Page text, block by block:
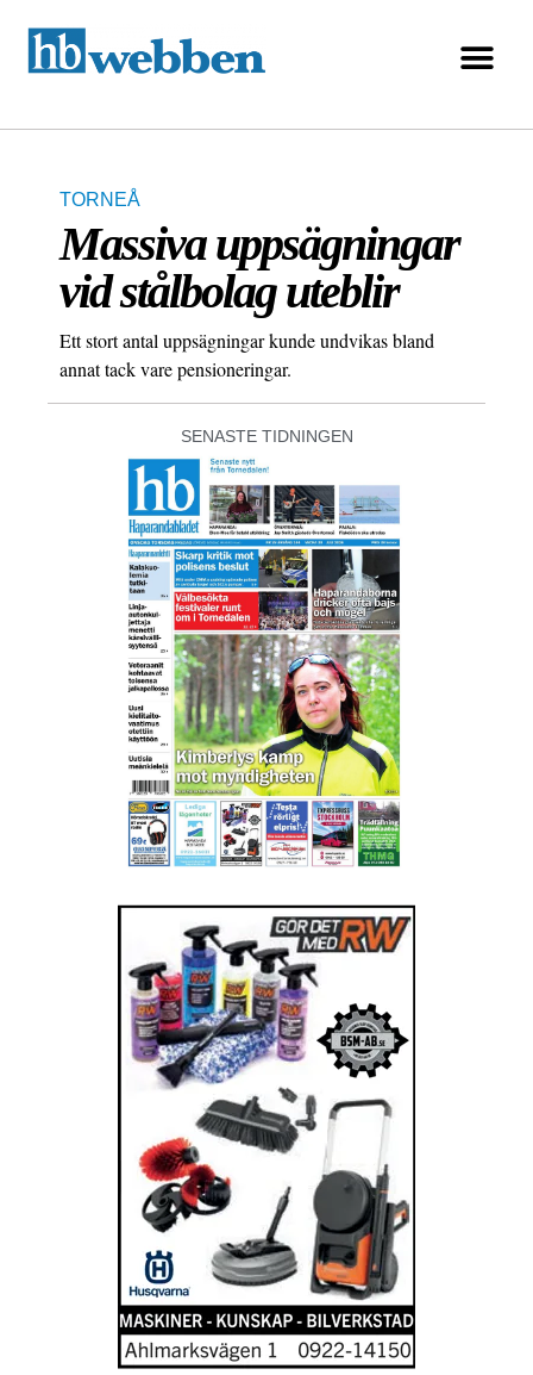
TORNEÅ
Massiva uppsägningar
vid stålbolag uteblir
Ett stort antal uppsägningar kunde undvikas bland
annat tack vare pensioneringar.
SENASTE TIDNINGEN